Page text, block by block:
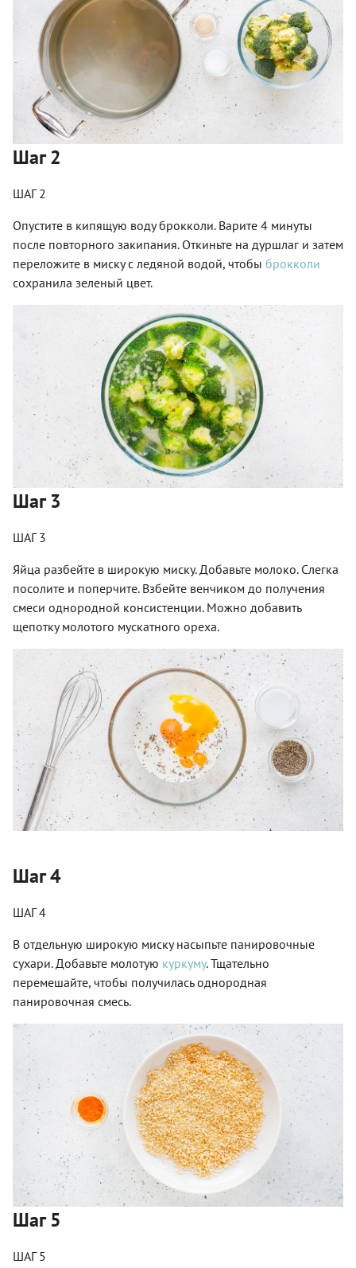
Шаг 2
ШАГ 2
Опустите в кипящую воду брокколи. Варите 4 минуты
после повторного закипания. Откиньте на дуршлаг и затем
переложите в миску с ледяной водой, чтобы брокколи
сохранила зеленый цвет.
Шаг 3
ШАГ 3
Яйца разбейте в широкую миску. Добавьте молоко. Слегка
посолите и поперчите. Взбейте венчиком до получения
смеси однородной консистенции. Можно добавить
щепотку молотого мускатного ореха.
Шаг 4
ШАГ 4
В отдельную широкую миску насыпьте панировочные
сухари. Добавьте молотую куркуму. Тщательно
перемешайте, чтобы получилась однородная
панировочная смесь.
Шаг 5
ШАГ 5